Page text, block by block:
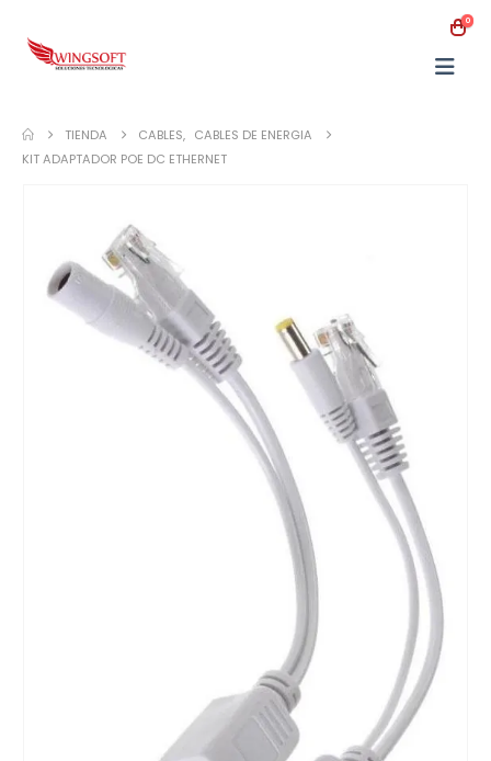
0
TIENDA CABLES, CABLES DE ENERGIA
KIT ADAPTADOR POE DC ETHERNET